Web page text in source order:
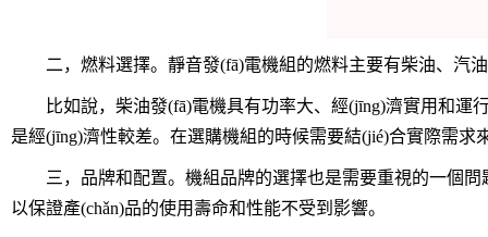
二，燃料選擇。靜音發(fā)電機組的燃料主要有柴油、汽油
比如說，柴油發(fā)電機具有功率大、經(jīng)濟實用和運
是經(jīng)濟性較差。在選購機組的時候需要結(jié)合實際需求
三，品牌和配置。機組品牌的選擇也是需要重視的一個問
以保證產(chǎn)品的使用壽命和性能不受到影響。